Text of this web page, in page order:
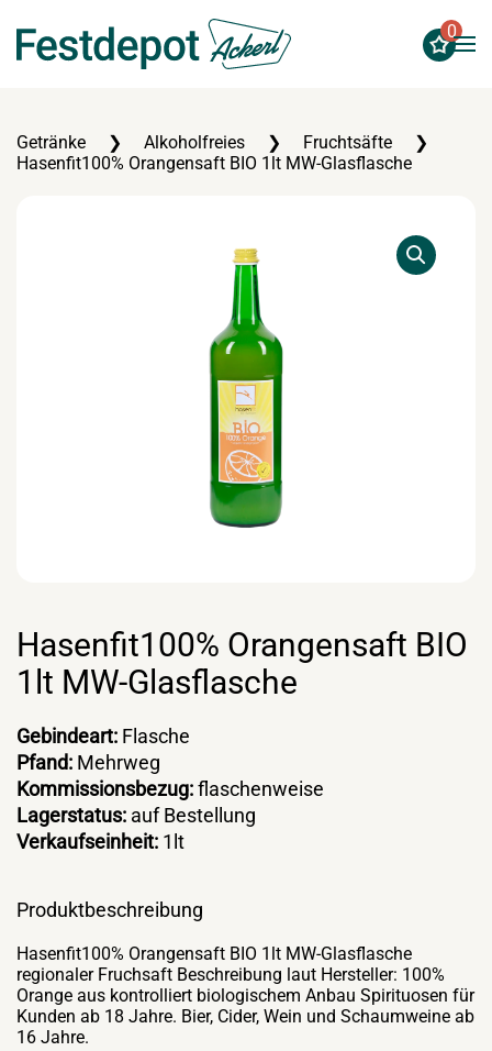
Zum Hauptinhalt springen
0
Getränke Alkoholfreies
Fruchtsäfte
Hasenfit100% Orangensaft BIO 1lt MW-Glasflasche
Hasenfit100% Orangensaft BIO
1lt MW-Glasflasche
Gebindeart: Flasche
Pfand: Mehrweg
Kommissionsbezug:flaschenweise
Lagerstatus: auf Bestellung
Verkaufseinheit: 1lt
Produktbeschreibung
Hasenfit100% Orangensaft BIO 1lt MW-Glasflasche
regionaler Fruchsaft Beschreibung laut Hersteller: 100%
Orange aus kontrolliert biologischem Anbau Spirituosen für
Kunden ab 18 Jahre. Bier, Cider, Wein und Schaumweine ab
16 Jahre.